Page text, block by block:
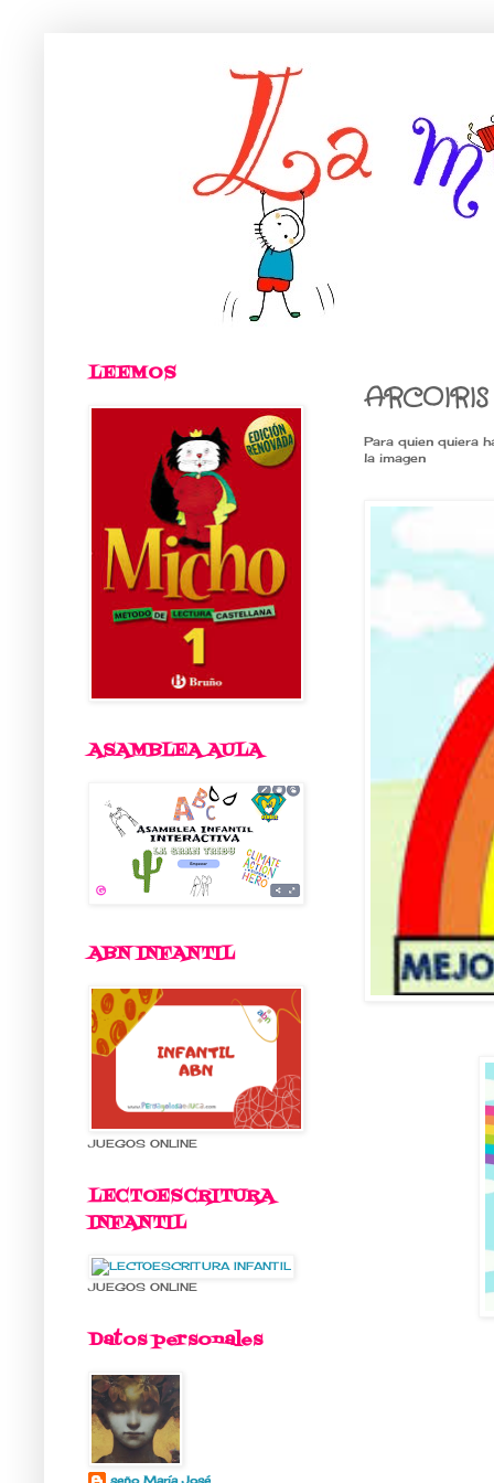
Para quien quiera
la imagen
LEEMOS
ASAMBLEA AULA
ABN INFANTIL
JUEGOS ONLINE
LECTOESCRITURA
INFANTIL
JUEGOS ONLINE
Datos personales
seño María José